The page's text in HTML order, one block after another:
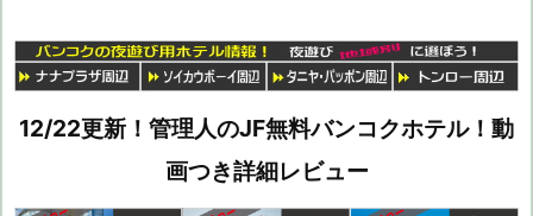
12/22更新！管理人のJF無料バンコクホテル！動
画つき詳細レビュー